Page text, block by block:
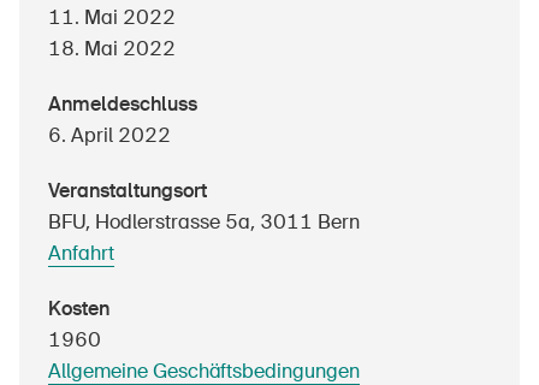
Kampagnen
Offene Stellen
Bestellen & herunterladen
Kurse & Veranstaltungen
Sicherheitsdelegierte & Gemeinden
11. Mai 2022
18. Mai 2022
Anmeldeschluss
6. April 2022
Veranstaltungsort
BFU, Hodlerstrasse 5a, 3011 Bern
Anfahrt
Kosten
1960
Allgemeine Geschäftsbedingungen